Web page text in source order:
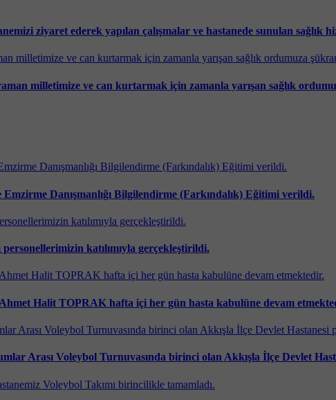
ziyaret ederek yapılan çalışmalar ve hastanede sunulan sağlık
milletimize ve can kurtarmak için zamanla yarışan sağlık
Danışmanlığı Bilgilendirme (Farkındalık) Eğitimi verildi.
katılımıyla gerçekleştirildi.
Halit TOPRAK hafta içi her gün hasta kabulüne devam
Arası Voleybol Turnuvasında birinci olan Akkışla İlçe Devlet